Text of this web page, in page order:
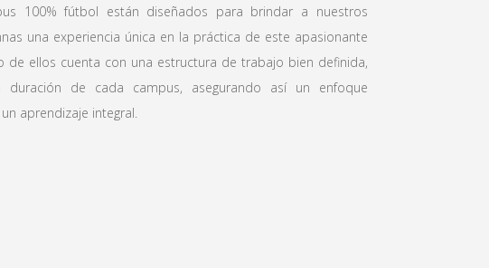
100% fútbol están diseñados para brindar a nuestros
una experiencia única en la práctica de este apasionante
de ellos cuenta con una estructura de trabajo bien definida,
de cada campus, asegurando así un enfoque
aprendizaje integral.